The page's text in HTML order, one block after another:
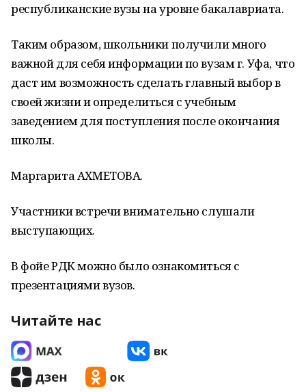
республиканские вузы на уровне бакалавриата.
Таким образом, школьники получили много
важной для себя информации по вузам г. Уфа, что
даст им возможность сделать главный выбор в
своей жизни и определиться с учебным
заведением для поступления после окончания
школы.
Маргарита АХМЕТОВА.
Участники встречи внимательно слушали
выступающих.
В фойе РДК можно было ознакомиться с
презентациями вузов.
Читайте нас